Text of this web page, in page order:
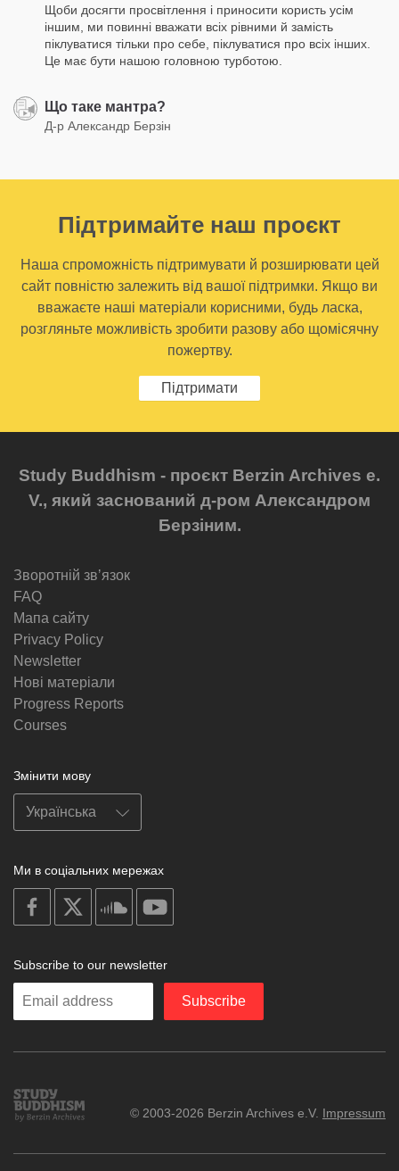
Щоби досягти просвітлення і приносити користь усім
іншим, ми повинні вважати всіх рівними й замість
піклуватися тільки про себе, піклуватися про всіх інших.
Це має бути нашою головною турботою.
Що таке мантра?
Д-р Александр Берзін
Підтримайте наш проєкт
Наша спроможність підтримувати й розширювати цей
сайт повністю залежить від вашої підтримки. Якщо ви
вважаєте наші матеріали корисними, будь ласка,
розгляньте можливість зробити разову або щомісячну
пожертву.
Підтримати
Study Buddhism - проєкт Berzin Archives e.
V., який заснований д-ром Александром
Берзіним.
Зворотній звʼязок
FAQ
Мапа сайту
Privacy Policy
Newsletter
Нові матеріали
Progress Reports
Courses
Змінити мову
Ми в соціальних мережах
on
facebook
soundcloud
Subscribe to our newsletter
Enter
Subscribe
Study
Buddhism
© 2003-2026 Berzin Archives e.V. Impressum